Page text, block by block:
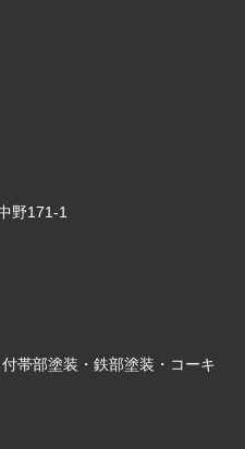
野171-1
帯部塗装・鉄部塗装・コーキ